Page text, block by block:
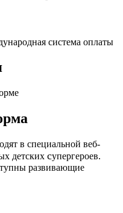
система оплаты
в специальной веб-
детских cупергероев.
развивающие